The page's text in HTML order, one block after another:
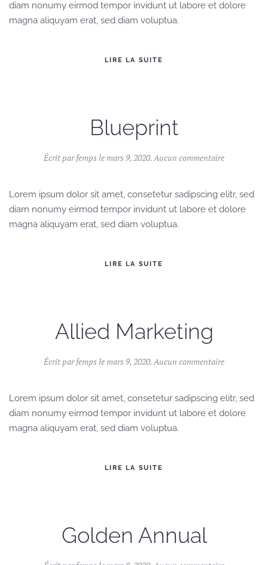
diam nonumy eirmod tempor invidunt ut labore et dolore
magna aliquyam erat, sed diam voluptua.
LIRE LA SUITE
Blueprint
Écrit parfempslemars 9, 2020.Aucun commentairesur
Lorem ipsum dolor sit amet, consetetur sadipscing elitr, sed
diam nonumy eirmod tempor invidunt ut labore et dolore
magna aliquyam erat, sed diam voluptua.
LIRE LA SUITE
Allied Marketing
Écrit parfempslemars 9, 2020.Aucun commentairesur
Lorem ipsum dolor sit amet, consetetur sadipscing elitr, sed
diam nonumy eirmod tempor invidunt ut labore et dolore
magna aliquyam erat, sed diam voluptua.
LIRE LA SUITE
Golden Annual